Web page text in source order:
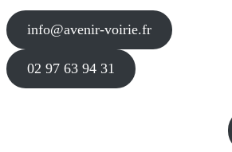
info@avenir-voirie.fr
02 97 63 94 31